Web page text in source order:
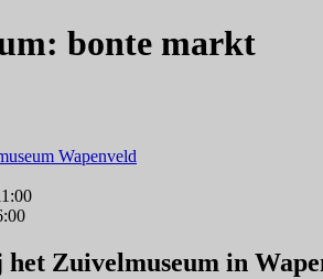
bonte markt
Wapenveld
Zuivelmuseum in